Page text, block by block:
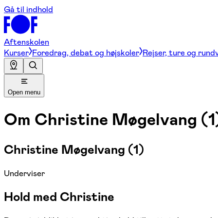
Gå til indhold
Aftenskolen
Kurser Foredrag, debat og højskoler Rejser, ture og
Open menu
Om Christine Møgelvang
Christine Møgelvang (1)
Underviser
Hold med Christine